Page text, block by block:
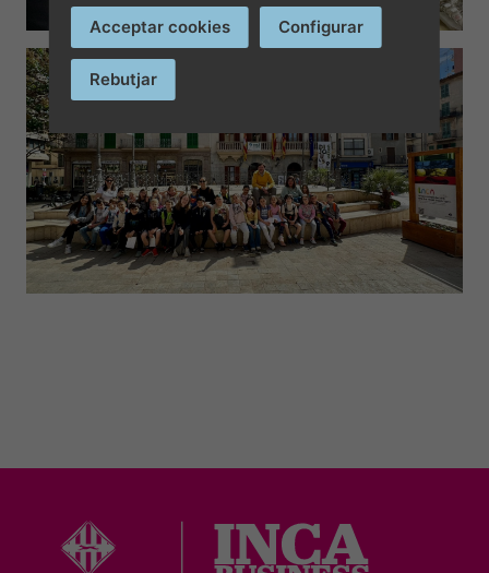
Acceptar cookies Configurar
Rebutjar